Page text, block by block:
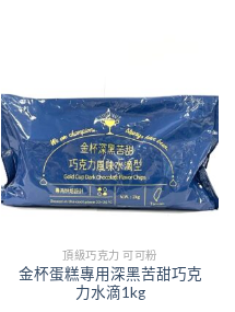
頂級巧克力 可可粉
金杯蛋糕專用深黑苦甜巧克
力水滴1kg